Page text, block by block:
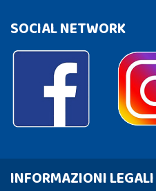
SOCIAL NETWORK
INFORMAZIONI LEGALI